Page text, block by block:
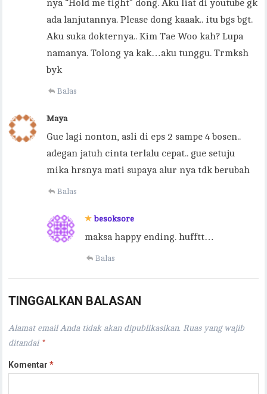
nya “Hold me tight” dong. Aku liat di youtube gk
ada lanjutannya. Please dong kaaak.. itu bgs bgt.
Aku suka dokternya.. Kim Tae Woo kah? Lupa
namanya. Tolong ya kak…aku tunggu. Trmksh
byk
Balas
Maya
Gue lagi nonton, asli di eps 2 sampe 4 bosen..
adegan jatuh cinta terlalu cepat.. gue setuju
mika hrsnya mati supaya alur nya tdk berubah
Balas
besoksore
maksa happy ending. hufftt…
Balas
TINGGALKAN BALASAN
Alamat email Anda tidak akan dipublikasikan. Ruas yang wajib
ditandai *
Komentar*